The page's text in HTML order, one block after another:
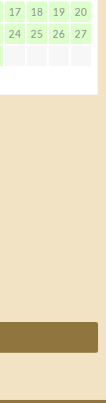
17 18 19
20
24 25 26
27